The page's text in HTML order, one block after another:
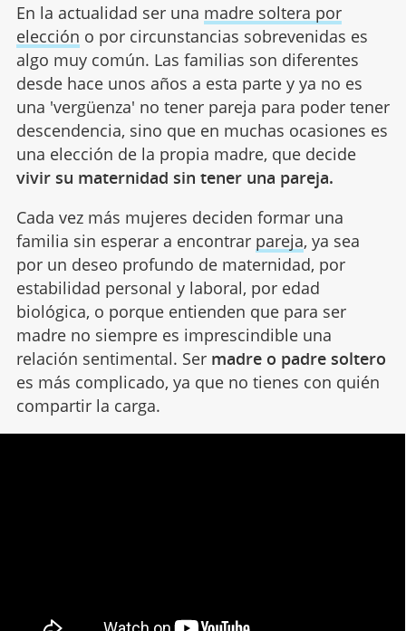
En la actualidad ser una madre soltera por
elección o por circunstancias sobrevenidas es
algo muy común. Las familias son diferentes
desde hace unos años a esta parte y ya no es
una 'vergüenza' no tener pareja para poder tener
descendencia, sino que en muchas ocasiones es
una elección de la propia madre, que decide
vivir su maternidad sin tener una pareja.
Cada vez más mujeres deciden formar una
familia sin esperar a encontrar pareja, ya sea
por un deseo profundo de maternidad, por
estabilidad personal y laboral, por edad
biológica, o porque entienden que para ser
madre no siempre es imprescindible una
relación sentimental. Ser madre o padre soltero
es más complicado, ya que no tienes con quién
compartir la carga.